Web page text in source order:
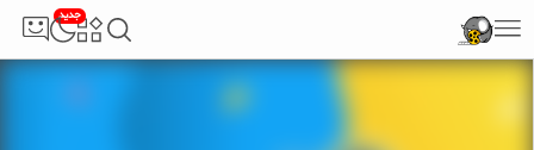
جدید